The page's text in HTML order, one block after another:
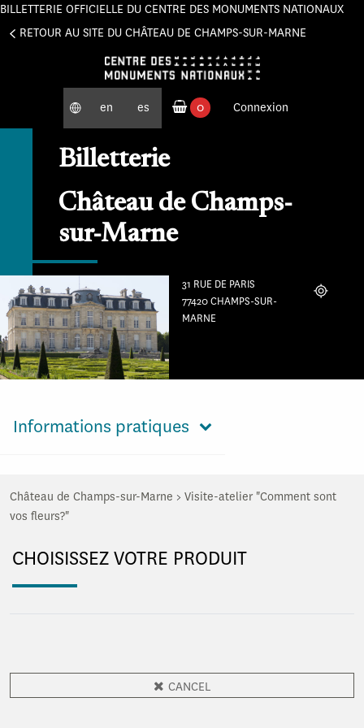
BILLETTERIE OFFICIELLE DU CENTRE DES MONUMENTS NATIONAUX
RETOUR AU SITE DU CHÂTEAU DE CHAMPS-SUR-MARNE
en es
0
Connexion
Billetterie
Château de Champs-
sur-Marne
31 RUE DE PARIS
77420 CHAMPS-SUR-
MARNE
Localiser
Informations pratiques
Château de Champs-sur-Marne > Visite-atelier "Comment sont
vos fleurs?"
CHOISISSEZ VOTRE PRODUIT
CANCEL
Panneau de gestion des cookies